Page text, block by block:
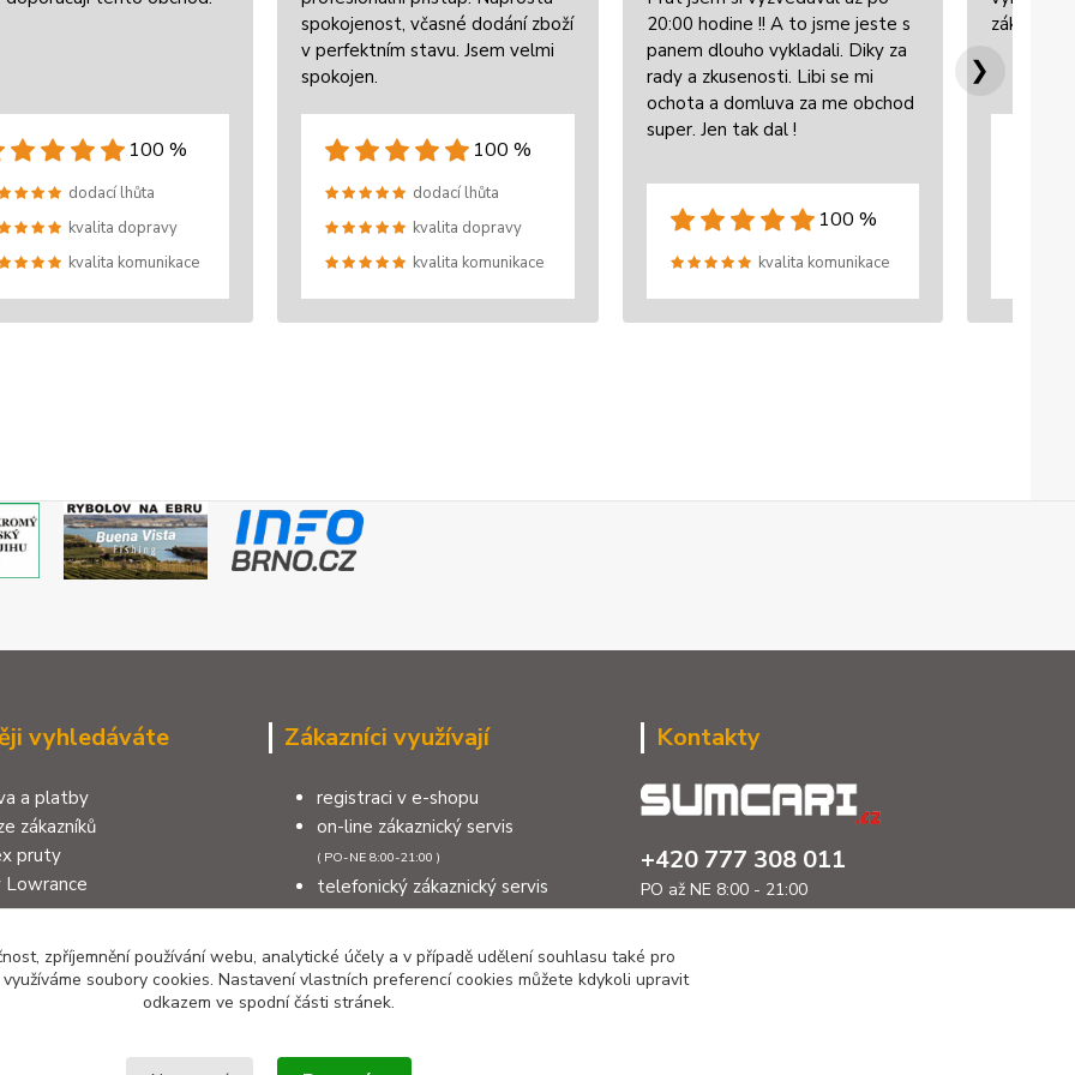
100 %
dodací lhůta
kvalita dopravy
kvalita komunikace
spokojenost, včasné dodání zboží
v perfektním stavu. Jsem velmi
spokojen.
100 %
dodací lhůta
kvalita dopravy
kvalita komunikace
20:00 hodine !! A to jsme jeste s
panem dlouho vykladali. Diky za
rady a zkusenosti. Libi se mi
ochota a domluva za me obchod
super. Jen tak dal !
100 %
kvalita komunikace
❯
vyhledáváte
a platby
zákazníků
pruty
Lowrance
na sumce
nebo reklamovat zboží
Zákazníci využívají
registraci v e-shopu
on-line zákaznický servis
( PO-NE 8:00-21:00 )
telefonický zákaznický servis
výdejní místo v Šumperku
kontakty
Kontakty
+420 777 308 011
PO až NE 8:00 - 21:00
zpříjemnění používání webu, analytické účely a v případě udělení souhlasu také pro
soubory cookies. Nastavení vlastních preferencí cookies můžete kdykoli upravit
odkazem ve spodní části stránek.